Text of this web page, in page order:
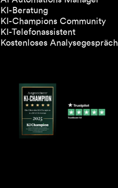
KI-Beratung
KI-Champions Community
KI-Telefonassistent
Kostenloses Analysegespräch